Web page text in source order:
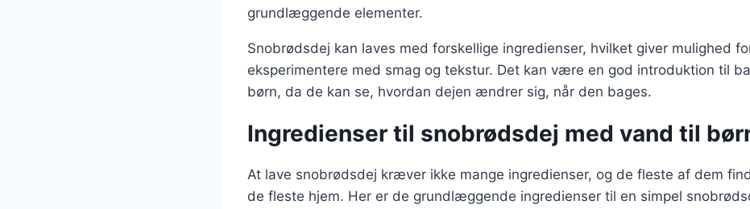
grundlæggende elementer.
Snobrødsdej kan laves med forskellige ingredienser, hvilket giver mulighed
eksperimentere med smag og tekstur. Det kan være en god introduktion til
børn, da de kan se, hvordan dejen ændrer sig, når den bages.
Ingredienser til snobrødsdej med vand til
At lave snobrødsdej kræver ikke mange ingredienser, og de fleste af dem
de fleste hjem. Her er de grundlæggende ingredienser til en simpel